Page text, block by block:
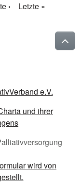
› Letzte »